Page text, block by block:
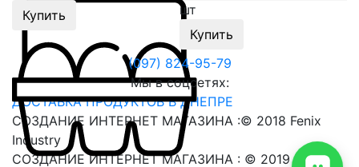
Купить
шт
Купить
Мы в соцсетях:
(097) 824-95-79
ДОСТАВКА ПРОДУКТОВ В ДНЕПРЕ
СОЗДАНИЕ ИНТЕРНЕТ МАГАЗИНА :© 2018 Fenix
Industry
СОЗДАНИЕ ИНТЕРНЕТ МАГАЗИНА : © 2019 Fenix